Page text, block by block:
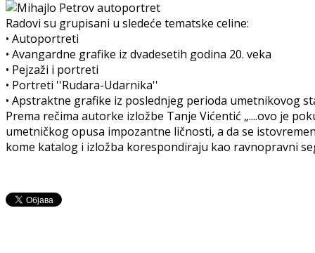
Radovi su grupisani u sledeće tematske celine:
• Autoportreti
• Avangardne grafike iz dvadesetih godina 20. veka
• Pejzaži i portreti
• Portreti ''Rudara-Udarnika''
• Apstraktne grafike iz poslednjeg perioda umetnikovog
Prema rečima autorke izložbe Tanje Vićentić „....ovo je
umetničkog opusa impozantne ličnosti, a da se
kome katalog i izložba korespondiraju kao ravnopravni